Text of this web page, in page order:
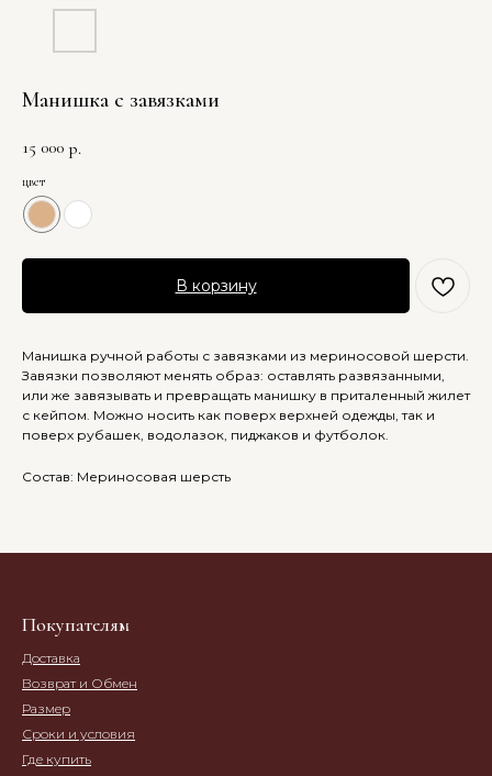
Манишка с завязками
15 000 р.
цвет
В корзину
Манишка ручной работы с завязками из мериносовой шерсти.
Завязки позволяют менять образ: оставлять развязанными,
или же завязывать и превращать манишку в приталенный жилет
с кейпом. Можно носить как поверх верхней одежды, так и
поверх рубашек, водолазок, пиджаков и футболок.
Состав: Мериносовая шерсть
Покупателям
Где купить
Доставка
Возврат и Обмен
Размер
Сроки и условия